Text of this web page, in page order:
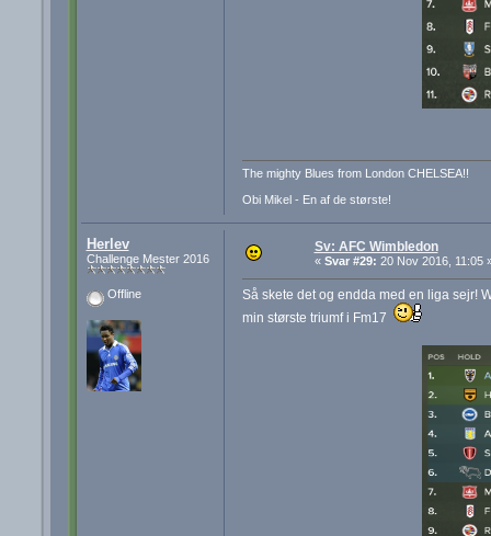
The mighty Blues from London CHELSEA!!
Obi Mikel - En af de største!
Herlev
Challenge Mester 2016
Offline
Sv: AFC Wimbledon
« Svar #29: 20 Nov 2016, 11:05
Så skete det og endda med en liga sejr!
min største triumf i Fm17